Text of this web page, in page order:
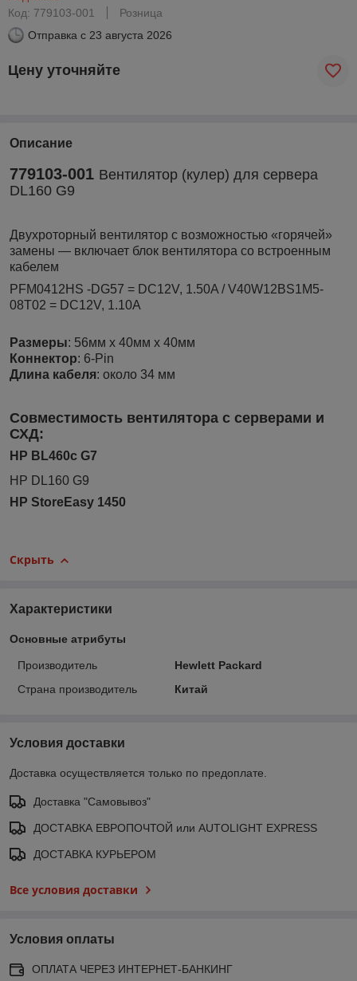
Код: 779103-001
Розница
Отправка с 23 августа 2026
Цену уточняйте
Описание
779103-001 Вентилятор (кулер) для сервера
DL160 G9
Двухроторный вентилятор с возможностью «горячей»
замены — включает блок вентилятора со встроенным
кабелем
PFM0412HS -DG57 = DC12V, 1.50A / V40W12BS1M5-
08T02 = DC12V, 1.10A
Размеры: 56мм x 40мм x 40мм
Коннектор: 6-Pin
Длина кабеля: около 34 мм
Совместимость вентилятора с серверами и
СХД:
HP BL460c G7
HP DL160 G9
HP StoreEasy 1450
Скрыть
Характеристики
Основные атрибуты
Производитель
Hewlett Packard
Страна производитель
Китай
Условия доставки
Доставка осуществляется только по предоплате.
Доставка "Самовывоз"
ДОСТАВКА ЕВРОПОЧТОЙ или AUTOLIGHT EXPRESS
ДОСТАВКА КУРЬЕРОМ
Все условия доставки
Условия оплаты
ОПЛАТА ЧЕРЕЗ ИНТЕРНЕТ-БАНКИНГ